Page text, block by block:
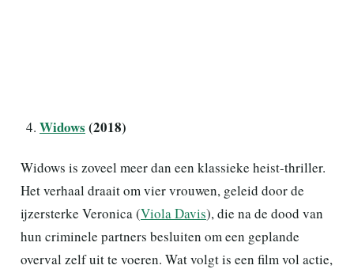
Widows (2018)
Widows is zoveel meer dan een klassieke heist-thriller.
Het verhaal draait om vier vrouwen, geleid door de
ijzersterke Veronica (Viola Davis), die na de dood van
hun criminele partners besluiten om een geplande
overval zelf uit te voeren. Wat volgt is een film vol actie,